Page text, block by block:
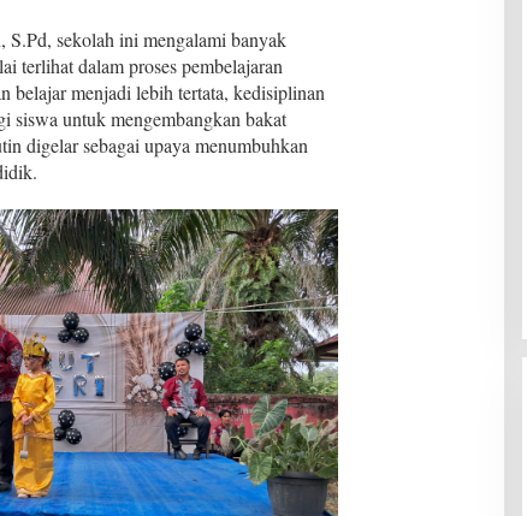
sekolah ini mengalami banyak
terlihat dalam proses pembelajaran
belajar menjadi lebih tertata, kedisiplinan
siswa untuk mengembangkan bakat
digelar sebagai upaya menumbuhkan